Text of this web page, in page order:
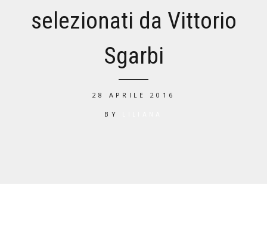
selezionati da Vittorio
Sgarbi
28 APRILE 2016
BY